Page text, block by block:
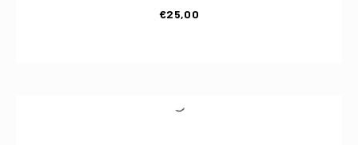
€25,00